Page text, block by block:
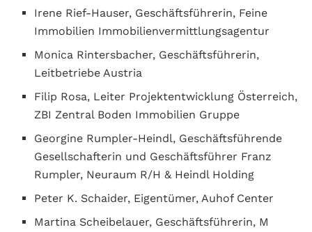
Irene Rief-Hauser, Geschäftsführerin, Feine
Immobilien Immobilienvermittlungsagentur
Monica Rintersbacher, Geschäftsführerin,
Leitbetriebe Austria
Filip Rosa, Leiter Projektentwicklung Österreich,
ZBI Zentral Boden Immobilien Gruppe
Georgine Rumpler-Heindl, Geschäftsführende
Gesellschafterin und Geschäftsführer Franz
Rumpler, Neuraum R/H & Heindl Holding
Peter K. Schaider, Eigentümer, Auhof Center
Martina Scheibelauer, Geschäftsführerin, M